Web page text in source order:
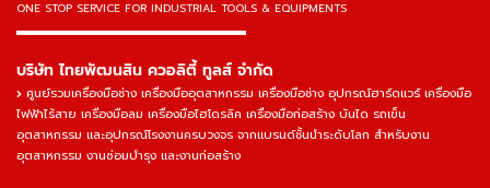
ONE STOP SERVICE FOR INDUSTRIAL TOOLS & EQUIPMENTS
▬▬▬▬▬▬▬▬▬▬▬▬▬▬▬
บริษัท ไทยพัฒนสิน ควอลิตี้ ทูลส์ จำกัด
ศูนย์รวมเครื่องมือช่าง เครื่องมืออุตสาหกรรม เครื่องมือช่าง อุปกรณ์ฮาร์ดแวร์ เครื่องมือ
ไฟฟ้าไร้สาย เครื่องมือลม เครื่องมือไฮโดรลิค เครื่องมือก่อสร้าง บันได รถเข็น
อุตสาหกรรม และอุปกรณ์โรงงานครบวงจร จากแบรนด์ชั้นนำระดับโลก สำหรับงาน
อุตสาหกรรม งานซ่อมบำรุง และงานก่อสร้าง